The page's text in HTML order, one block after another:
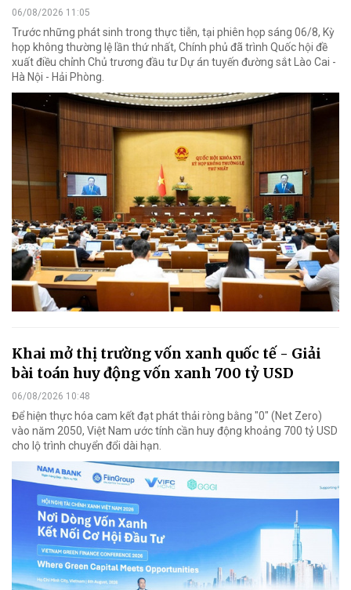
06/08/2026 11:05
Trước những phát sinh trong thực tiễn, tại phiên họp sáng 06/8, Kỳ
họp không thường lệ lần thứ nhất, Chính phủ đã trình Quốc hội đề
xuất điều chỉnh Chủ trương đầu tư Dự án tuyến đường sắt Lào Cai -
Hà Nội - Hải Phòng.
Khai mở thị trường vốn xanh quốc tế - Giải
bài toán huy động vốn xanh 700 tỷ USD
06/08/2026 10:48
Để hiện thực hóa cam kết đạt phát thải ròng bằng "0" (Net Zero)
vào năm 2050, Việt Nam ước tính cần huy động khoảng 700 tỷ USD
cho lộ trình chuyển đổi dài hạn.